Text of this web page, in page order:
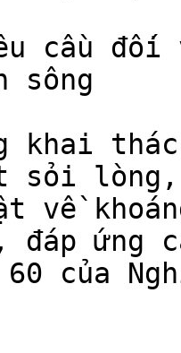
cầu
khai
sỏi
về
đáp ứng
60 của